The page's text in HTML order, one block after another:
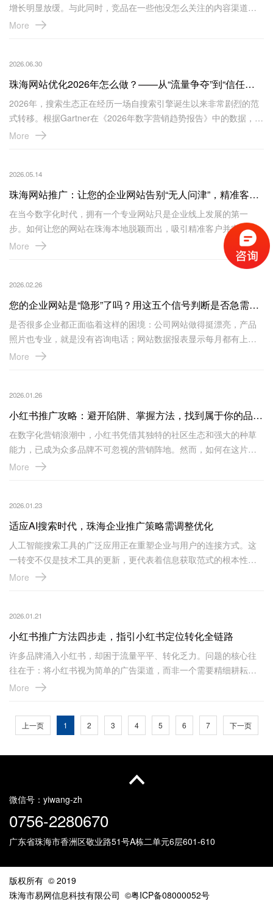
增长明显放缓。与此同时，竞品在一些他没怎么关注的内容渠道上
频频出现在潜在客户眼前。
More
2026.06.30
珠海网站优化2026年怎么做？——从“流量争夺”到“信任资产”的实战指南
2026年，搜索生态正在经历一场自搜索引擎诞生以来非常剧烈的范
式转移。根据Gartner在《2026年数字营销趋势报告》中的数据，全
球超过62%的搜索流量已从传统的“关键词检索”转向“生成式AI对
More
2026.05.14
珠海网站推广：让您的企业网站告别“无人问津”，精准客户主动找上门
在当今数字化时代，拥有一个专业网站只是企业线上发展的第一
步。如何让您的网站在珠海本地脱颖而出，吸引精准客户并实现业
务增长？这正是珠海网站推广服务的核心价值所在。
More
2026.02.26
您的企业网站是“隐形”了吗？用这五个信号判断是否急需做网站SEO优化
是否很多企业都正面临着这样的困境：公司网站做得挺漂亮，产品
照片也专业，就是没有咨询电话；网站数据报表显示每月都有上千
次访问，但转化率却不到0.5%；在百度搜索公司产品关键词，翻到
More
2026.01.26
小红书推广攻略：避开陷阱、掌握方法，找到属于你的品牌主场
在数字化营销浪潮中，小红书凭借其独特的社区生态和强大的种草
能力，已成为众多品牌不可忽视的营销阵地。然而，如何在这片红
海中脱颖而出，却是一门需要精心钻研的学问。珠海网络推广公司
More
2026.01.23
适应AI搜索时代，珠海企业推广策略需调整优化
人工智能搜索工具的广泛应用正在重塑企业与用户的连接方式。这
一转变不仅是技术工具的更新，更代表着信息获取范式的根本性变
革。当用户习惯于向AI提出自然语言问题并期待直接获得整合答案
More
2026.01.21
小红书推广方法四步走，指引小红书定位转化全链路
许多品牌涌入小红书，却困于流量平平、转化乏力。问题的核心往
往在于：将小红书视为简单的广告渠道，而非一个需要精细耕耘
的“信任社区”。成功的推广并非偶然，而是一套可复制、可执行的系
位到转化的全链路。
More
上一页 1 2 3 4 5 6 7 下一页
微信号： yiwang-zh
0756-2280670
广东省珠海市香洲区敬业路51号A栋二单元6层601-610
版权所有 © 2019
珠海市易网信息科技有限公司 ©粤ICP备08000052号